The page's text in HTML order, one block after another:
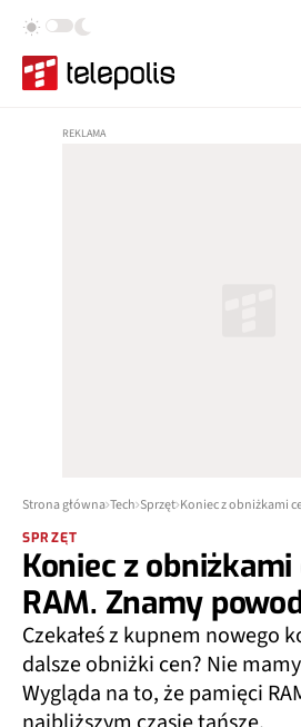
Strona główna Tech Sprzęt
SPRZĘT
Koniec z
RAM. Znamy
Czekałeś z kupnem nowego
dalsze obniżki cen? Nie
Wygląda na to, że pamięci